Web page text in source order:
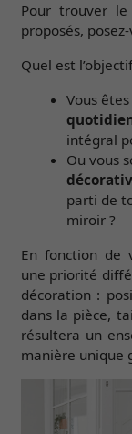
Pour trouver
proposés,
Quel est
Vous
intégral
Ou vous
parti de
miroir ?
En fonction de
une priorité
décoration :
dans la pièce,
résultera un
manière unique